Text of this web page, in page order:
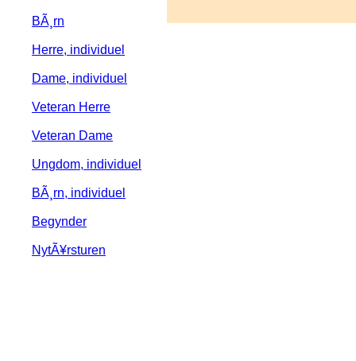
BÃ¸rn
Herre, individuel
Dame, individuel
Veteran Herre
Veteran Dame
Ungdom, individuel
BÃ¸rn, individuel
Begynder
NytÃ¥rsturen